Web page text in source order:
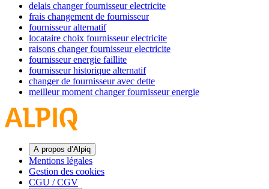
delais changer fournisseur electricite
frais changement de fournisseur
fournisseur alternatif
locataire choix fournisseur electricite
raisons changer fournisseur electricite
fournisseur energie faillite
fournisseur historique alternatif
changer de fournisseur avec dette
meilleur moment changer fournisseur energie
A propos d’Alpiq
Mentions légales
Gestion des cookies
CGU / CGV